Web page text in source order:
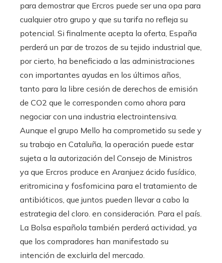
para demostrar que Ercros puede ser una opa para
cualquier otro grupo y que su tarifa no refleja su
potencial. Si finalmente acepta la oferta, España
perderá un par de trozos de su tejido industrial que,
por cierto, ha beneficiado a las administraciones
con importantes ayudas en los últimos años,
tanto para la libre cesión de derechos de emisión
de CO2 que le corresponden como ahora para
negociar con una industria electrointensiva.
Aunque el grupo Mello ha comprometido su sede y
su trabajo en Cataluña, la operación puede estar
sujeta a la autorización del Consejo de Ministros
ya que Ercros produce en Aranjuez ácido fusídico,
eritromicina y fosfomicina para el tratamiento de
antibióticos, que juntos pueden llevar a cabo la
estrategia del cloro. en consideración. Para el país.
La Bolsa española también perderá actividad, ya
que los compradores han manifestado su
intención de excluirla del mercado.